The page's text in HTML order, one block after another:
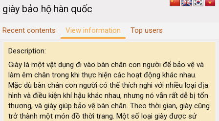
giày bảo hộ hàn quốc
Recent contents View information Top users
Description
Giày là một vật dụng đi vào bàn chân con người để bảo vệ và
làm êm chân trong khi thực hiện các hoạt động khác nhau.
Mặc dù bàn chân con người có thể thích nghi với nhiều loại địa
hình và điều kiện khí hậu khác nhau, nhưng nó vẫn rất dễ bị tổn
thương, và giày giúp bảo vệ bàn chân. Theo thời gian, giày cũng
trở thành một món đồ thời trang. Một số loại giày được sử